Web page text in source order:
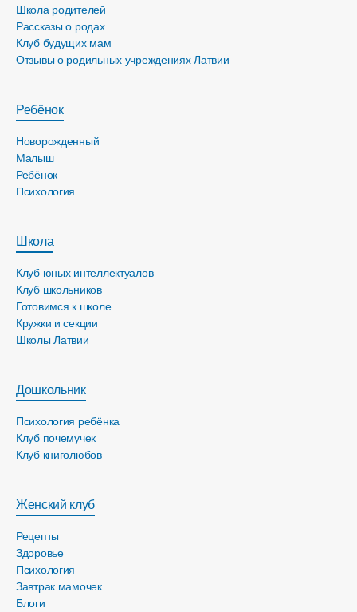
Школа родителей
Рассказы о родах
Клуб будущих мам
Отзывы о родильных учреждениях Латвии
Ребёнок
Новорожденный
Малыш
Ребёнок
Психология
Школа
Клуб юных интеллектуалов
Клуб школьников
Готовимся к школе
Кружки и секции
Школы Латвии
Дошкольник
Психология ребёнка
Клуб почемучек
Клуб книголюбов
Женский клуб
Рецепты
Здоровье
Психология
Завтрак мамочек
Блоги